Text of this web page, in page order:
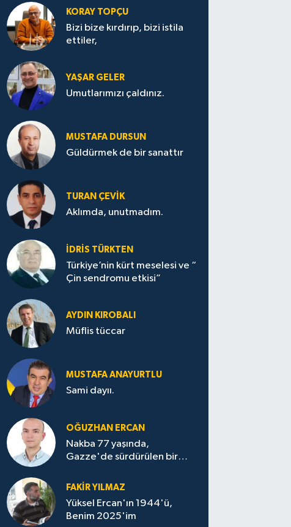
KORAY TOPÇU
Bizi bize kırdırıp, bizi istila
ettiler,
YAŞAR GELER
Umutlarımızı çaldınız.
MUSTAFA DURSUN
Güldürmek de bir sanattır
TURAN ÇEVİK
Aklımda, unutmadım.
İDRİS TÜRKTEN
Türkiye’nin kürt meselesi ve “
Çin sendromu etkisi”
AYDIN KIROBALI
Müflis tüccar
MUSTAFA ANAYURTLU
Sami dayıı.
OĞUZHAN ERCAN
Nakba 77 yaşında,
Gazze'de sürdürülen bir
FAKİR YILMAZ
Yüksel Ercan'ın 1944'ü,
Benim 2025'im